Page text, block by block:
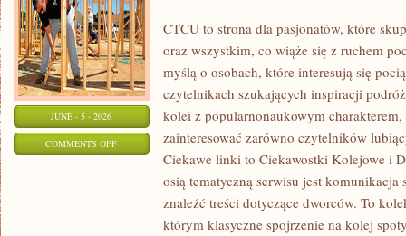
JUNE - 5 - 2026
COMMENTS OFFON
CIEKAWOSTKI
CTCU to strona dla pasjonatów, które
oraz wszystkim, co wiąże się z ruchem
myślą o osobach, które interesują się
czytelnikach szukających inspiracji
kolei z popularnonaukowym
zainteresować zarówno czytelników
Ciekawe linki to Ciekawostki Kolejowe i
osią tematyczną serwisu jest komunikacja
znaleźć treści dotyczące dworców. To
którym klasyczne spojrzenie na kolej